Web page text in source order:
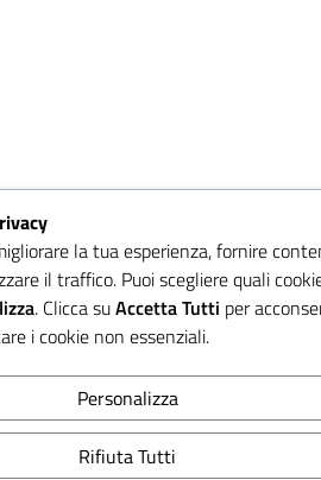
la tua esperienza, fornire
il traffico. Puoi scegliere quali
. Clicca suAccetta Tutti per
i cookie non essenziali.
Personalizza
Rifiuta Tutti